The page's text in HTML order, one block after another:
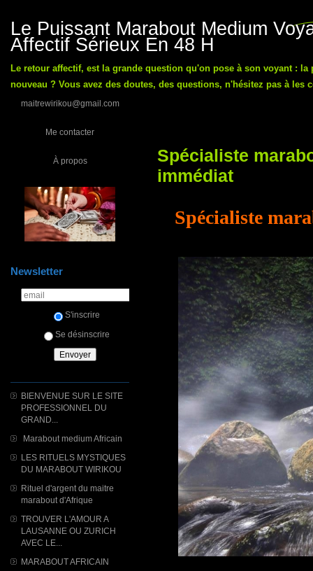
Le Puissant Marabout Medium
Affectif Sérieux En 48 H
Le retour affectif, est la grande question qu'on pose à son voyant :
nouveau ? Vous avez des doutes, des questions, n'hésitez pas à les
maitrewirikou@gmail.com
Me contacter
À propos
Newsletter
S'inscrire
Se désinscrire
BIENVENUE SUR LE SITE
PROFESSIONNEL DU
GRAND...
Marabout medium Africain
LES RITUELS MYSTIQUES
DU MARABOUT WIRIKOU
Rituel d'argent du maitre
marabout d'Afrique
TROUVER L'AMOUR A
LAUSANNE OU ZURICH
AVEC LE...
MARABOUT AFRICAIN
Spécialiste
immédiat
Spécialiste